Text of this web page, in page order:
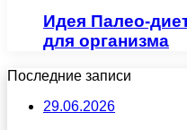
Идея Палео-
для организма
Последние записи
29.06.2026